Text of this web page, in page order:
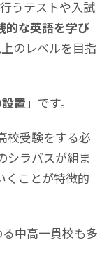
うテストや入試
的な英語を学び
のレベルを目指
置 」です。
校受験をする必
シラバスが組ま
くことが特徴的
中高一貫校も多